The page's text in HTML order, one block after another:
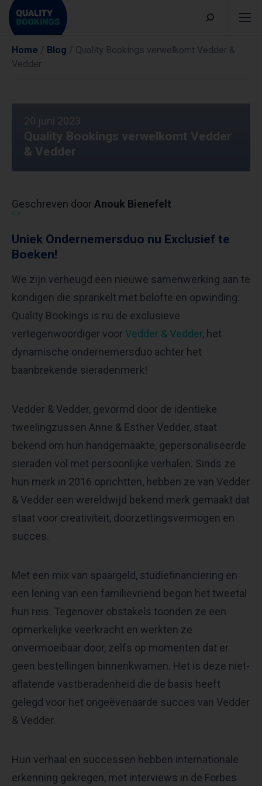
Home / Blog / Quality Bookings verwelkomt Vedder &
Vedder
20 juni 2023
Quality Bookings verwelkomt Vedder
& Vedder
Geschreven door Anouk Bienefelt
Uniek Ondernemersduo nu Exclusief te
Boeken!
We zijn verheugd een nieuwe samenwerking aan te
kondigen die sprankelt met belofte en opwinding:
Quality Bookings is nu de exclusieve
vertegenwoordiger voor Vedder & Vedder, het
dynamische ondernemersduo achter het
baanbrekende sieradenmerk!
Vedder & Vedder, gevormd door de identieke
tweelingzussen Anne & Esther Vedder, staat
bekend om hun handgemaakte, gepersonaliseerde
sieraden vol met persoonlijke verhalen. Sinds ze
hun merk in 2016 oprichtten, hebben ze van Vedder
& Vedder een wereldwijd bekend merk gemaakt dat
staat voor creativiteit, doorzettingsvermogen en
succes.
Met een mix van spaargeld, studiefinanciering en
een lening van een familievriend begon het tweetal
hun reis. Tegenover obstakels toonden ze een
opmerkelijke veerkracht en werkten ze
onvermoeibaar door, zelfs op momenten dat er
geen bestellingen binnenkwamen. Het is deze niet-
aflatende vastberadenheid die de basis heeft
gelegd voor het ongeëvenaarde succes van Vedder
& Vedder.
Hun verhaal en successen hebben internationale
erkenning gekregen, met interviews in de Forbes